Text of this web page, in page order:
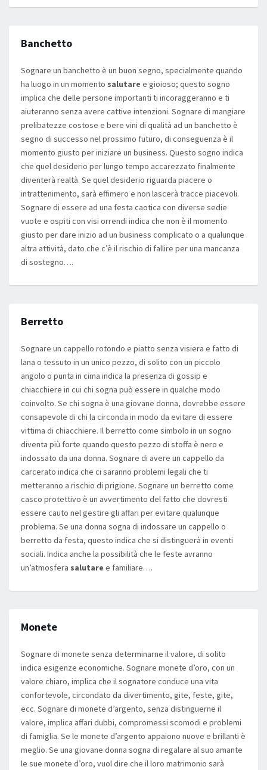
Banchetto
Sognare un banchetto è un buon segno, specialmente quando
ha luogo in un momento salutare e gioioso; questo sogno
implica che delle persone importanti ti incoraggeranno e ti
aiuteranno senza avere cattive intenzioni. Sognare di mangiare
prelibatezze costose e bere vini di qualità ad un banchetto è
segno di successo nel prossimo futuro, di conseguenza è il
momento giusto per iniziare un business. Questo sogno indica
che quel desiderio per lungo tempo accarezzato finalmente
diventerà realtà. Se quel desiderio riguarda piacere o
intrattenimento, sarà effimero e non lascerà tracce piacevoli.
Sognare di essere ad una festa caotica con diverse sedie
vuote e ospiti con visi orrendi indica che non è il momento
giusto per dare inizio ad un business complicato o a qualunque
altra attività, dato che c’è il rischio di fallire per una mancanza
di sostegno….
Berretto
Sognare un cappello rotondo e piatto senza visiera e fatto di
lana o tessuto in un unico pezzo, di solito con un piccolo
angolo o punta in cima indica la presenza di gossip e
chiacchiere in cui chi sogna può essere in qualche modo
coinvolto. Se chi sogna è una giovane donna, dovrebbe essere
consapevole di chi la circonda in modo da evitare di essere
vittima di chiacchiere. Il berretto come simbolo in un sogno
diventa più forte quando questo pezzo di stoffa è nero e
indossato da una donna. Sognare di avere un cappello da
carcerato indica che ci saranno problemi legali che ti
metteranno a rischio di prigione. Sognare un berretto come
casco protettivo è un avvertimento del fatto che dovresti
essere cauto nel gestire gli affari per evitare qualunque
problema. Se una donna sogna di indossare un cappello o
berretto da festa, questo indica che si distinguerà in eventi
sociali. Indica anche la possibilità che le feste avranno
un’atmosfera salutare e familiare….
Monete
Sognare di monete senza determinarne il valore, di solito
indica esigenze economiche. Sognare monete d’oro, con un
valore chiaro, implica che il sognatore conduce una vita
confortevole, circondato da divertimento, gite, feste, gite,
ecc. Sognare di monete d’argento, senza distinguerne il
valore, implica affari dubbi, compromessi scomodi e problemi
di famiglia. Se le monete d’argento appaiono nuove e brillanti è
meglio. Se una giovane donna sogna di regalare al suo amante
le sue monete d’oro, vuol dire che il loro matrimonio sarà